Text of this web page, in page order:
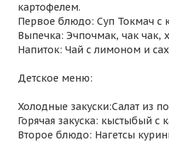
картофелем.
Первое блюдо: Суп Токмач с
Выпечка: Эчпочмак, чак чак,
Напиток: Чай с лимоном и
Детское меню:
Холодные закуски:Салат из
Горячая закуска: кыстыбый с
Второе блюдо: Нагетсы